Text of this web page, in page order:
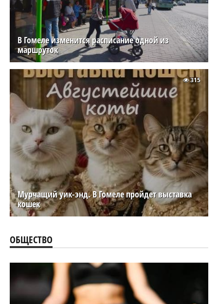
В Гомеле изменится расписание одной из
маршруток
Мурчащий уик-энд. В Гомеле пройдет выставка
кошек
315
ОБЩЕСТВО